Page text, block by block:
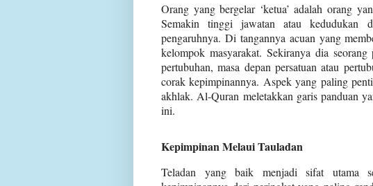
Orang yang bergelar ‘ketua’ adalah orang
Semakin tinggi jawatan atau kedudukan
pengaruhnya. Di tangannya acuan yang
kelompok masyarakat. Sekiranya dia
pertubuhan, masa depan persatuan atau
corak kepimpinannya. Aspek yang paling
akhlak. Al-Quran meletakkan garis panduan
ini.
Kepimpinan Melaui Tauladan
Teladan yang baik menjadi sifat utama